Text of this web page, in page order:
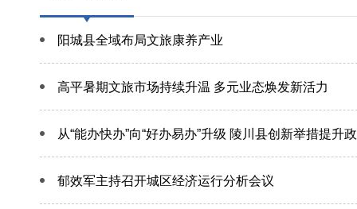
阳城县全域布局文旅康养产业
高平暑期文旅市场持续升温 多元业态焕发新活力
从“能办快办”向“好办易办”升级 陵川县创新举措提升
郁效军主持召开城区经济运行分析会议